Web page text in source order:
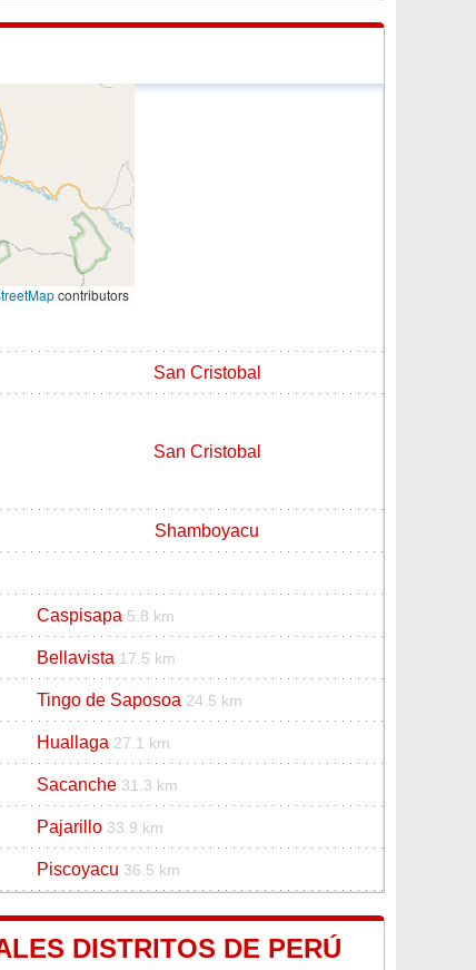
contributors
San Cristobal
San Cristobal
Shamboyacu
Caspisapa 5.8 km
Bellavista 17.5 km
Tingo de Saposoa 24.5 km
Huallaga 27.1 km
Sacanche 31.3 km
Pajarillo 33.9 km
Piscoyacu 36.5 km
DISTRITOS DE PERÚ